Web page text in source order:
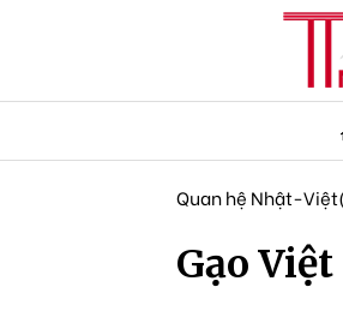
Quan hệ Nhật-
Gạo